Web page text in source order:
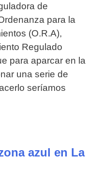
de
para la
(O.R.A),
Regulado
para aparcar en la
una serie de
seríamos
azul en La